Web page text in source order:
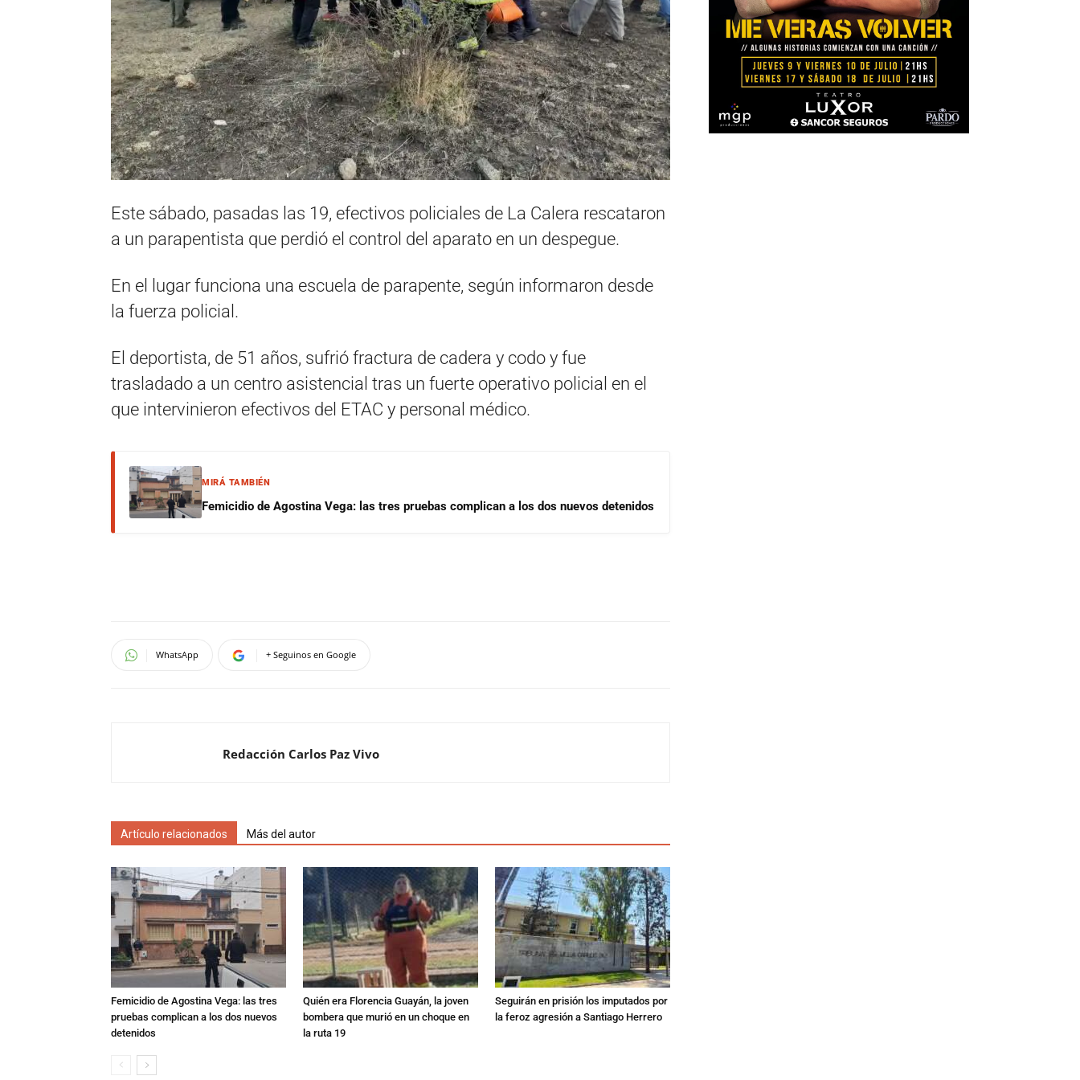
Este sábado, pasadas las 19, efectivos policiales de La Calera rescataron
a un parapentista que perdió el control del aparato en un despegue.
En el lugar funciona una escuela de parapente, según informaron desde
la fuerza policial.
El deportista, de 51 años, sufrió fractura de cadera y codo y fue
trasladado a un centro asistencial tras un fuerte operativo policial en el
que intervinieron efectivos del ETAC y personal médico.
MIRÁ TAMBIÉN
Femicidio de Agostina Vega: las tres pruebas complican a los dos nuevos detenidos
WhatsApp + Seguinos en Google
Redacción Carlos Paz Vivo
Artículo relacionados Más del autor
Femicidio de Agostina Vega: las tres
pruebas complican a los dos nuevos
detenidos
Quién era Florencia Guayán, la joven
bombera que murió en un choque en
la ruta 19
Seguirán en prisión los imputados por
la feroz agresión a Santiago Herrero